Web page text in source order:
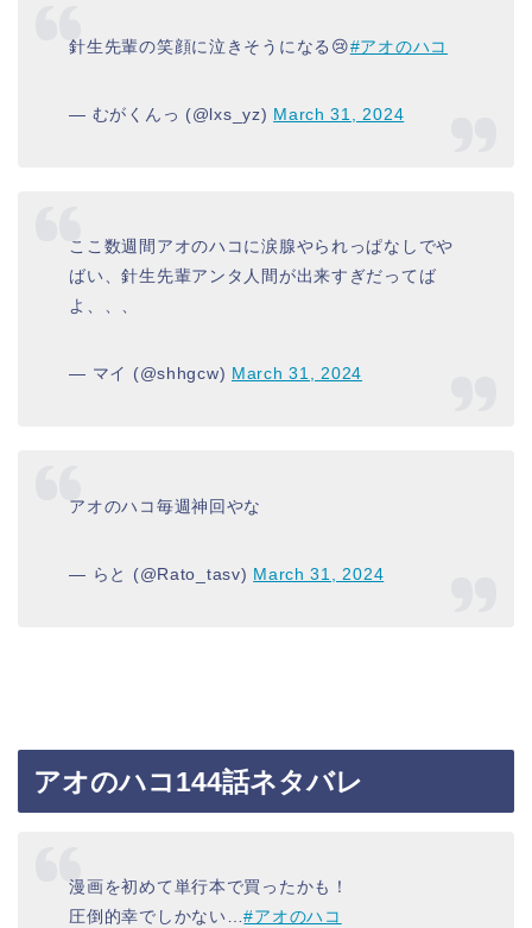
針生先輩の笑顔に泣きそうになる😢#アオのハコ
— むがくんっ (@lxs_yz) March 31, 2024
ここ数週間アオのハコに涙腺やられっぱなしでや
ばい、針生先輩アンタ人間が出来すぎだってば
よ、、、
— マイ (@shhgcw) March 31, 2024
アオのハコ毎週神回やな
— らと (@Rato_tasv) March 31, 2024
アオのハコ144話ネタバレ
漫画を初めて単行本で買ったかも！
圧倒的幸でしかない…#アオのハコ